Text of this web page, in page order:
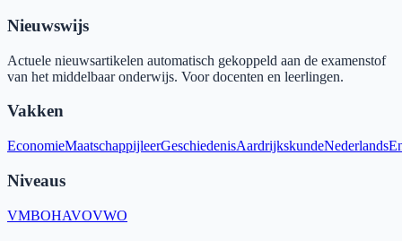
Nieuwswijs
Actuele nieuwsartikelen automatisch gekoppeld aan de examenstof
van het middelbaar onderwijs. Voor docenten en leerlingen.
Vakken
EconomieMaatschappijleerGeschiedenisAardrijkskundeNederlands
Niveaus
VMBOHAVOVWO